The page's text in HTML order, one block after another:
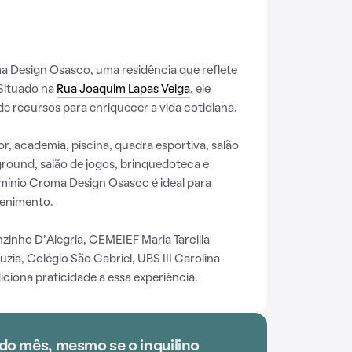
Design Osasco, uma residência que reflete
na Rua Joaquim Lapas Veiga, ele
recursos para enriquecer a vida cotidiana.
academia, piscina, quadra esportiva, salão
salão de jogos, brinquedoteca e
Croma Design Osasco é ideal para
D’Alegria, CEMEIEF Maria Tarcilla
Colégio São Gabriel, UBS III Carolina
praticidade a essa experiência.
mês, mesmo se o inquilino